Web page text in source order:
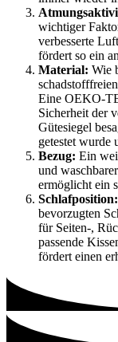
wichtiger
verbesserte
fördert so ein
Material: Wie
Eine OEKO-
Sicherheit der
Gütesiegel
getestet wurde
Bezug: Ein
und
ermöglicht ein
Schlafposition:
bevorzugten
für Seiten-,
passende
fördert einen